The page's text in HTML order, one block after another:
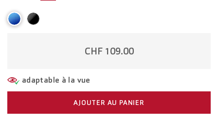
CHF 109.00
adaptable à la vue
AJOUTER AU PANIER